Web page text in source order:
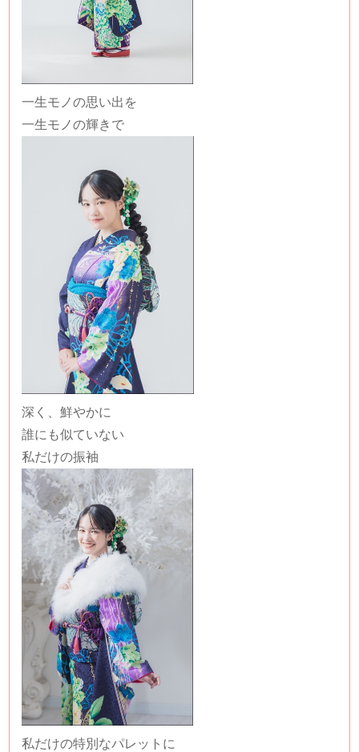
一生モノの思い出を
一生モノの輝きで
深く、鮮やかに
誰にも似ていない
私だけの振袖
私だけの特別なパレットに